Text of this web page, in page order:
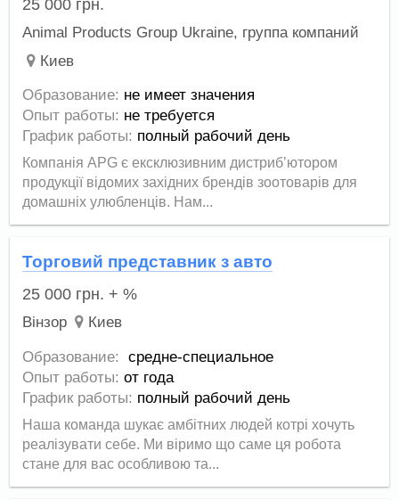
25 000 грн.
Animal Products Group Ukraine, группа компаний
Киев
Образование: не имеет значения
Опыт работы: не требуется
График работы: полный рабочий день
Компанія APG є ексклюзивним дистриб’ютором
продукції відомих західних брендів зоотоварів для
домашніх улюбленців. Нам...
Торговий представник з авто
25 000 грн. + %
Вінзор Киев
Образование:
средне-специальное
Опыт работы: от года
График работы: полный рабочий день
Наша команда шукає амбітних людей котрі хочуть
реалізувати себе. Ми віримо що саме ця робота
стане для вас особливою та...